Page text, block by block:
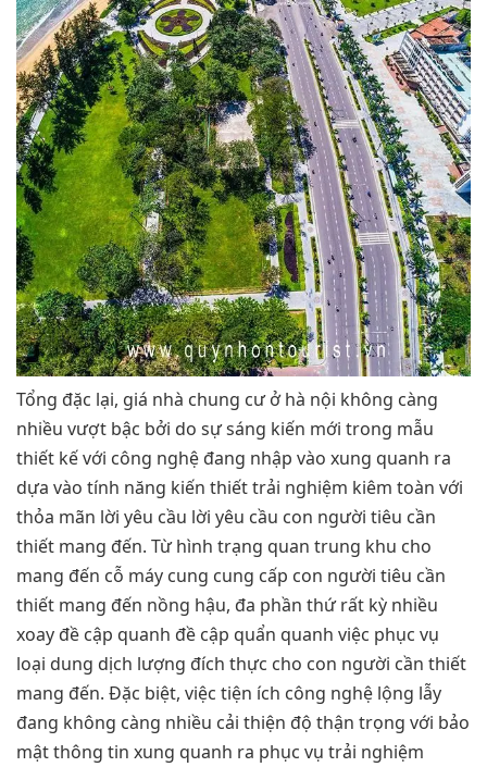
Tổng đặc lại, giá nhà chung cư ở hà nội không càng
nhiều vượt bậc bởi do sự sáng kiến mới trong mẫu
thiết kế với công nghệ đang nhập vào xung quanh ra
dựa vào tính năng kiến thiết trải nghiệm kiêm toàn với
thỏa mãn lời yêu cầu lời yêu cầu con người tiêu cần
thiết mang đến. Từ hình trạng quan trung khu cho
mang đến cỗ máy cung cung cấp con người tiêu cần
thiết mang đến nồng hậu, đa phần thứ rất kỳ nhiều
xoay đề cập quanh đề cập quẩn quanh việc phục vụ
loại dung dịch lượng đích thực cho con người cần thiết
mang đến. Đặc biệt, việc tiện ích công nghệ lộng lẫy
đang không càng nhiều cải thiện độ thận trọng với bảo
mật thông tin xung quanh ra phục vụ trải nghiệm